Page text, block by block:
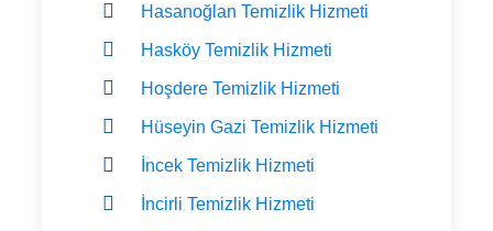
Hasanoğlan Temizlik Hizmeti
Hasköy Temizlik Hizmeti
Hoşdere Temizlik Hizmeti
Hüseyin Gazi Temizlik Hizmeti
İncek Temizlik Hizmeti
İncirli Temizlik Hizmeti